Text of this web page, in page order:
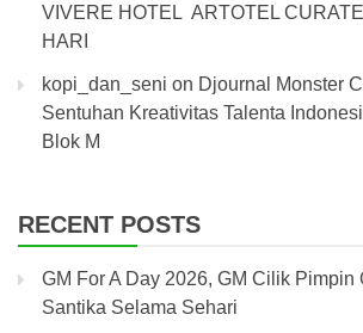
VIVERE HOTEL ARTOTEL
HARI
kopi_dan_seni on Djournal Monster
Sentuhan Kreativitas Talenta
Blok M
RECENT POSTS
GM For A Day 2026, GM Cilik Pimpin
Santika Selama Sehari